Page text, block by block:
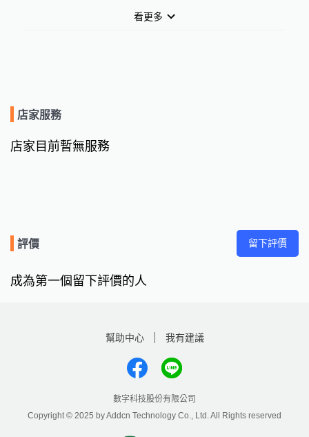
看更多
店家服務
店家目前暫無服務
評價 留下評價
成為第一個留下評價的人
幫助中心 我有建議
數字科技股份有限公司
Copyright © 2025 by Addcn Technology Co., Ltd. All Rights reserved